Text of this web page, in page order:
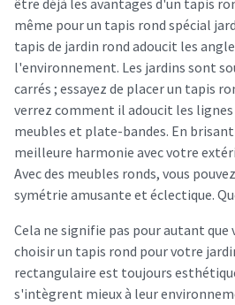
être déjà les avantages d'un tapis
même pour un tapis rond spécial
tapis de jardin rond adoucit les
l'environnement. Les jardins sont
carrés ; essayez de placer un tapis
verrez comment il adoucit les lignes
meubles et plate-bandes. En
meilleure harmonie avec votre
Avec des meubles ronds, vous
symétrie amusante et éclectique.
Cela ne signifie pas pour autant que
choisir un tapis rond pour votre
rectangulaire est toujours
s'intègrent mieux à leur